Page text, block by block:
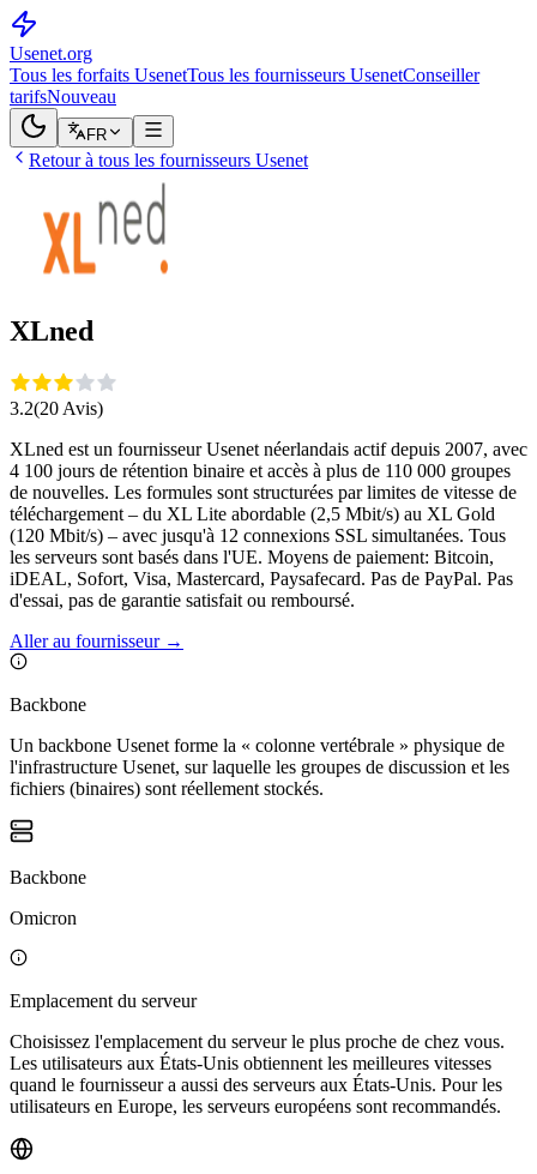
Usenet.org
Tous les forfaits UsenetTous les fournisseurs UsenetConseiller
tarifsNouveau
FR
Retour à tous les fournisseurs Usenet
XLned
3.2(20 Avis)
XLned est un fournisseur Usenet néerlandais actif depuis 2007, avec
4 100 jours de rétention binaire et accès à plus de 110 000 groupes
de nouvelles. Les formules sont structurées par limites de vitesse de
téléchargement – du XL Lite abordable (2,5 Mbit/s) au XL Gold
(120 Mbit/s) – avec jusqu'à 12 connexions SSL simultanées. Tous
les serveurs sont basés dans l'UE. Moyens de paiement: Bitcoin,
iDEAL, Sofort, Visa, Mastercard, Paysafecard. Pas de PayPal. Pas
d'essai, pas de garantie satisfait ou remboursé.
Aller au fournisseur→
Backbone
Un backbone Usenet forme la « colonne vertébrale » physique de
l'infrastructure Usenet, sur laquelle les groupes de discussion et les
fichiers (binaires) sont réellement stockés.
Backbone
Omicron
Emplacement du serveur
Choisissez l'emplacement du serveur le plus proche de chez vous.
Les utilisateurs aux États-Unis obtiennent les meilleures vitesses
quand le fournisseur a aussi des serveurs aux États-Unis. Pour les
utilisateurs en Europe, les serveurs européens sont recommandés.